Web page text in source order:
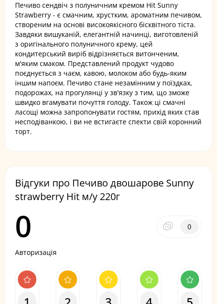
Печиво сендвіч з полуничним кремом Hit Sunny
Strawberry - є смачним, хрустким, ароматним печивом,
створеним на основі високоякісного бісквітного тіста.
Завдяки вишуканій, елегантній начинці, виготовленій
з оригінального полуничного крему, цей
кондитерський виріб відрізняється витонченим,
м'яким смаком. Представлений продукт чудово
поєднується з чаєм, кавою, молоком або будь-яким
іншим напоєм. Печиво стане незамінним у поїздках,
подорожах, на прогулянці у зв'язку з тим, що зможе
швидко вгамувати почуття голоду. Також ці смачні
ласощі можна запропонувати гостям, прихід яких став
несподіванкою, і ви не встигаєте спекти свій коронний
торт.
Відгуки про Печиво двошарове Sunny
strawberry Hit м/у 220г
0 0
Авторизація